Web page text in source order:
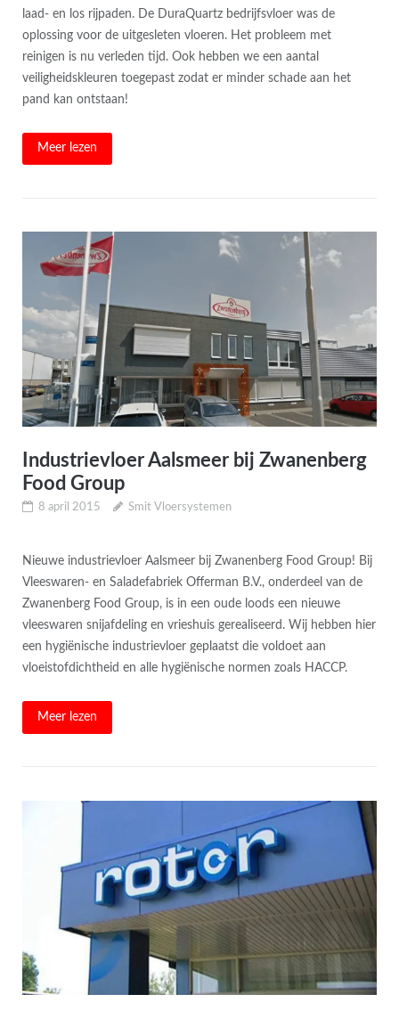
laad- en los rijpaden. De DuraQuartz bedrijfsvloer was de
oplossing voor de uitgesleten vloeren. Het probleem met
reinigen is nu verleden tijd. Ook hebben we een aantal
veiligheidskleuren toegepast zodat er minder schade aan het
pand kan ontstaan!
Meer lezen
Industrievloer Aalsmeer bij Zwanenberg
Food Group
8 april 2015 Smit Vloersystemen
Nieuwe industrievloer Aalsmeer bij Zwanenberg Food Group! Bij
Vleeswaren- en Saladefabriek Offerman B.V., onderdeel van de
Zwanenberg Food Group, is in een oude loods een nieuwe
vleeswaren snijafdeling en vrieshuis gerealiseerd. Wij hebben hier
een hygiënische industrievloer geplaatst die voldoet aan
vloeistofdichtheid en alle hygiënische normen zoals HACCP.
Meer lezen